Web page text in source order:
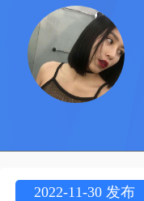
2022-11-30 发布